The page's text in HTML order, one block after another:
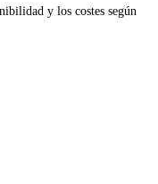
y los costes según